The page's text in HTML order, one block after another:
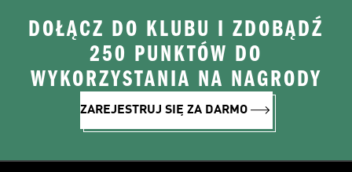
DOŁĄCZ DO KLUBU I ZDOBĄDŹ
250 PUNKTÓW DO
WYKORZYSTANIA NA NAGRODY
ZAREJESTRUJ SIĘ ZA DARMO